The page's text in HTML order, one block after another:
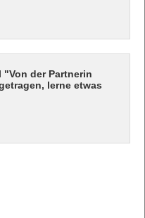
"Von der Partnerin
lerne etwas